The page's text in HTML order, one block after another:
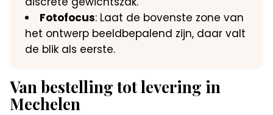
Fotofocus: Laat de bovenste zone van
het ontwerp beeldbepalend zijn, daar valt
de blik als eerste.
Van bestelling tot levering in
Mechelen